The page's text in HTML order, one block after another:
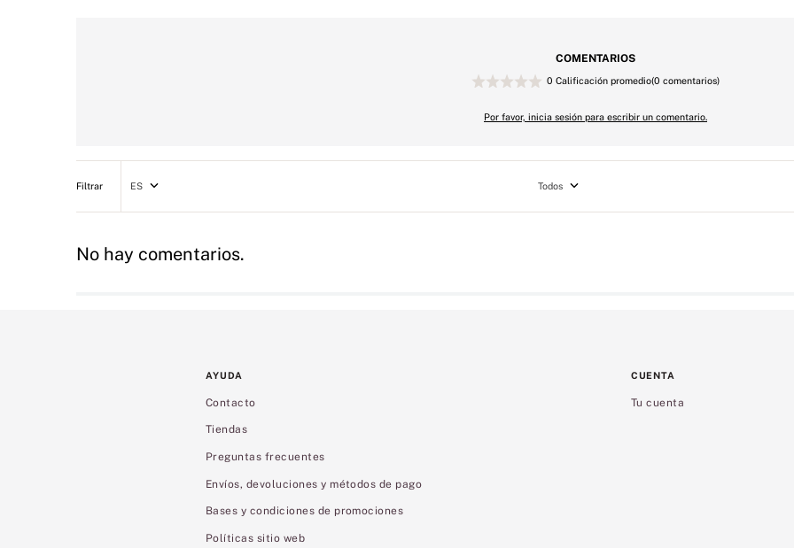
COMENTARIOS
0 Calificación promedio(0 comentarios)
Por favor, inicia sesión para escribir un comentario.
Todos
ES
No hay comentarios.
AYUDA
Contacto
Tiendas
Preguntas frecuentes
Envíos, devoluciones y métodos de pago
Bases y condiciones de promociones
Políticas sitio web
CUENTA
Tu cuenta